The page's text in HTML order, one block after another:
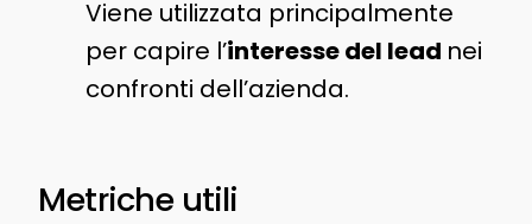
Viene utilizzata principalmente
per capire l’interesse del lead nei
confronti dell’azienda.
Metriche utili